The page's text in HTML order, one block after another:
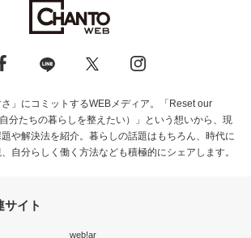
さ」にコミットするWEBメディア。「Reset our
分たちの暮らしを整えたい）」という想いから、現
や解決法を紹介。暮らしの話題はもちろん、時代に
自分らしく働く方法なども積極的にシェアします。
サイト
web!ar